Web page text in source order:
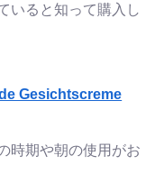
いると知って購入し
Gesichtscreme
時期や朝の使用がお